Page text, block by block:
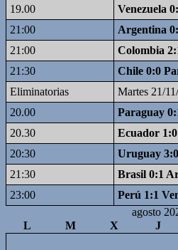
19.00
Venezuela
21:00
Argentina
21:00
Colombia
21:30
Chile 0:0
Eliminatorias
Martes 21/
20.00
Paraguay
20.30
Ecuador
20:30
Uruguay
21:30
Brasil 0:1
23:00
Perú 1:1
agosto
L
M X J